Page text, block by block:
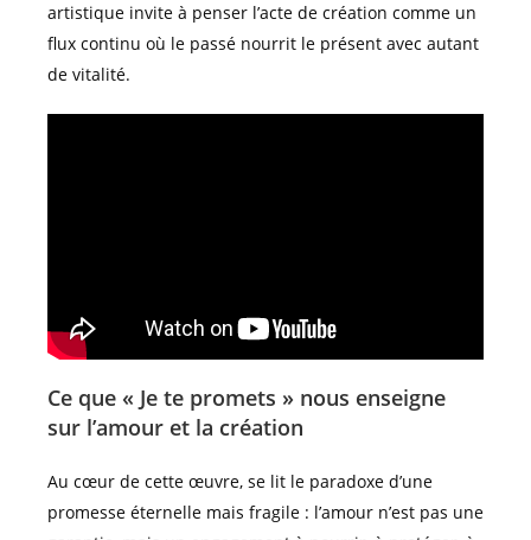
artistique invite à penser l’acte de création comme un
flux continu où le passé nourrit le présent avec autant
de vitalité.
Ce que « Je te promets » nous enseigne
sur l’amour et la création
Au cœur de cette œuvre, se lit le paradoxe d’une
promesse éternelle mais fragile : l’amour n’est pas une